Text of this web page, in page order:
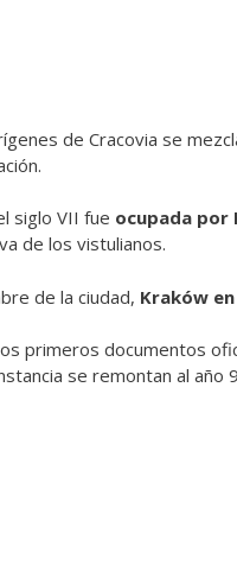
de Cracovia se
siglo VII fue ocupada por
de los vistulianos.
de la ciudad, Kraków
primeros documentos
se remontan al año